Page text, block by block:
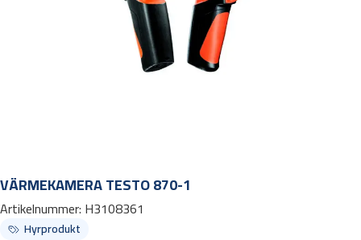
VÄRMEKAMERA TESTO 870-1
Artikelnummer: H3108361
Hyrprodukt